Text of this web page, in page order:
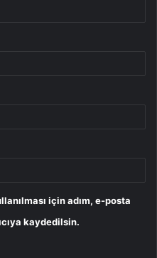
için adım, e-posta
kaydedilsin.